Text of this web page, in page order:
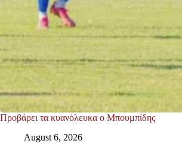
Προβάρει τα κυανόλευκα ο Μπουμπίδης
August 6, 2026